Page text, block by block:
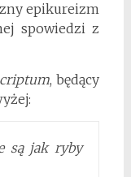
epikureizm
spowiedzi z
, będący
ryby